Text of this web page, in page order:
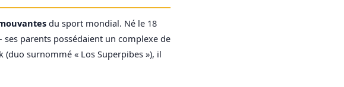
du sport mondial. Né le 18
ses parents possédaient un complexe de
surnommé « Los Superpibes »), il